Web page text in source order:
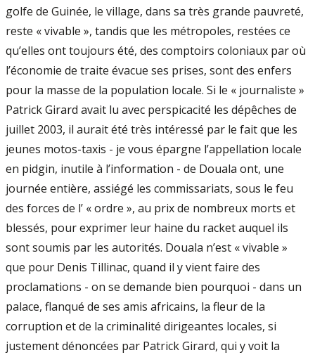
golfe de Guinée, le village, dans sa très grande pauvreté,
reste « vivable », tandis que les métropoles, restées ce
qu’elles ont toujours été, des comptoirs coloniaux par où
l’économie de traite évacue ses prises, sont des enfers
pour la masse de la population locale. Si le « journaliste »
Patrick Girard avait lu avec perspicacité les dépêches de
juillet 2003, il aurait été très intéressé par le fait que les
jeunes motos-taxis - je vous épargne l’appellation locale
en pidgin, inutile à l’information - de Douala ont, une
journée entière, assiégé les commissariats, sous le feu
des forces de l’ « ordre », au prix de nombreux morts et
blessés, pour exprimer leur haine du racket auquel ils
sont soumis par les autorités. Douala n’est « vivable »
que pour Denis Tillinac, quand il y vient faire des
proclamations - on se demande bien pourquoi - dans un
palace, flanqué de ses amis africains, la fleur de la
corruption et de la criminalité dirigeantes locales, si
justement dénoncées par Patrick Girard, qui y voit la